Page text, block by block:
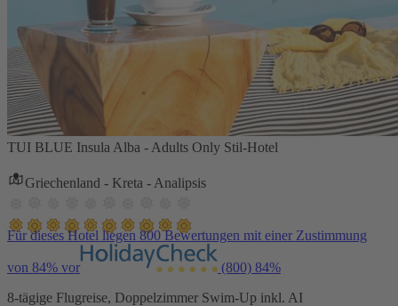
TUI BLUE Insula Alba - Adults Only Stil-Hotel
Griechenland - Kreta - Analipsis
Für dieses Hotel liegen 800 Bewertungen mit einer Zustimmung
von 84% vor (800) 84%
8-tägige Flugreise, Doppelzimmer Swim-Up inkl. AI